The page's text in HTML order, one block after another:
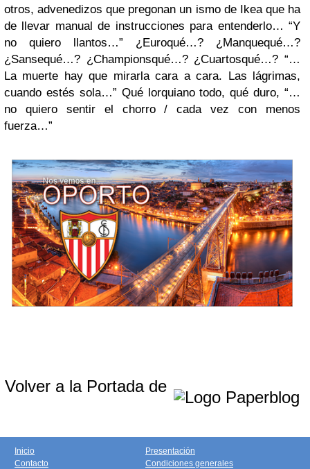
otros, advenedizos que pregonan un ismo de Ikea que ha
de llevar manual de instrucciones para entenderlo… “Y
no quiero llantos…” ¿Euroqué…? ¿Manquequé…?
¿Sansequé…? ¿Championsqué…? ¿Cuartosqué…? “…
La muerte hay que mirarla cara a cara. Las lágrimas,
cuando estés sola…” Qué lorquiano todo, qué duro, “…
no quiero sentir el chorro / cada vez con menos
fuerza…”
Volver a la Portada de
Inicio
Contacto
Presentación
Condiciones generales